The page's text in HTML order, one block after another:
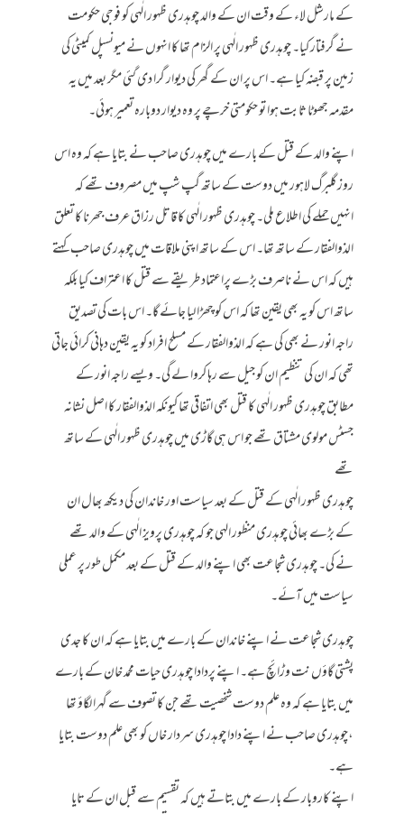
کے مارشل لاء کے وقت ان کے والد چوہدری ظہور الٰہی کو فوجی حکومت
نے گرفتار کیا۔ چوہدری ظہور الٰہی پر الزام تھا کا انہوں نے میونسپل کمیٹی کی
زمین پر قبضہ کیا ہے۔ اس پر ان کے گھر کی دیوار گرا دی گئی مگر بعد میں یہ
مقدمہ جھوٹا ثابت ہوا تو حکومتی خرچے پر وہ دیوار دوبارہ تعمیر ہوئی۔
اپنے والد کے قتل کے بارے میں چوہدری صاحب نے بتایا ہے کہ وہ اس
روز گلبرگ لاہور میں دوست کے ساتھ گپ شپ میں مصروف تھے کہ
انہیں حملے کی اطلاع ملی۔ چوہدری ظہور الٰہی کا قاتل رزاق عرف جھرنا کا تعلق
الذوالفقار کے ساتھ تھا۔ اس کے ساتھ اپنی ملاقات میں چوہدری صاحب کہتے
ہیں کہ اس نے ناصرف بڑے پراعتماد طریقے سے قتل کا اعتراف کیا بلکہ
ساتھ اس کو یہ بھی یقین تھا کہ اس کو چھڑا لیا جائے گا۔ اس بات کی تصدیق
راجہ انور نے بھی کی ہے کہ الذوالفقار کے مسلح افراد کو یہ یقین دہانی کرائی جاتی
تھی کہ ان کی تنظیم ان کو جیل سے رہا کروا لے گی۔ ویسے راجہ انور کے
مطابق چوہدری ظہور الٰہی کا قتل بھی اتفاقی تھا کیونکہ الذوالفقار کا اصل نشانہ
جسٹس مولوی مشتاق تھے جو اس ہی گاڑی میں چوہدری ظہور الٰہی کے ساتھ
تھے
چوہدری ظہور الٰہی کے قتل کے بعد سیاست اور خاندان کی دیکھ بھال ان
کے بڑے بھائی چوہدری منظور الہی جو کہ چوہدری پرویز الٰہی کے والد تھے
نے کی۔ چوہدری شجاعت بھی اپنے والد کے قتل کے بعد مکمل طور پر عملی
سیاست میں آئے۔
چوہدری شجاعت نے اپنے خاندان کے بارے میں بتایا ہے کہ ان کا جدی
پشتی گاؤں نت وڑائچ ہے۔ اپنے پردادا چوہدری حیات محمد خان کے بارے
میں بتایا ہے کہ وہ علم دوست شخصیت تھے جن کا تصوف سے گہرا لگاؤ تھا
،چوہدری صاحب نے اپنے دادا چوہدری سردار خاں کو بھی علم دوست بتایا
ہے۔
اپنے کاروبار کے بارے میں بتاتے ہیں کہ تقسیم سے قبل ان کے تایا